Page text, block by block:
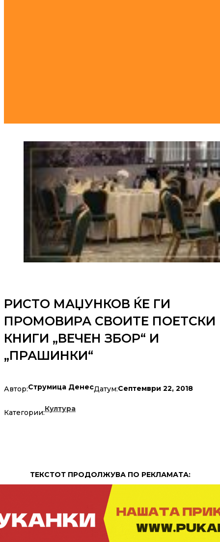
РИСТО МАЏУНКОВ ЌЕ ГИ
ПРОМОВИРА СВОИТЕ ПОЕТСКИ
КНИГИ „ВЕЧЕН ЗБОР“ И
„ПРАШИНКИ“
Автор:Струмица ДенесДатум:Септември 22, 2018
Категории:Култура
ТЕКСТОТ ПРОДОЛЖУВА ПО РЕКЛАМАТА: